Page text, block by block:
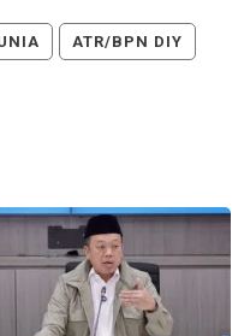
ATR/BPN DIY